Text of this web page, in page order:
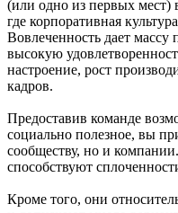
(или одно из первых мест)
где корпоративная
Вовлеченность дает
высокую
настроение, рост
кадров.
Предоставив команде
социально полезное, вы
сообществу, но и
способствуют
Кроме того, они